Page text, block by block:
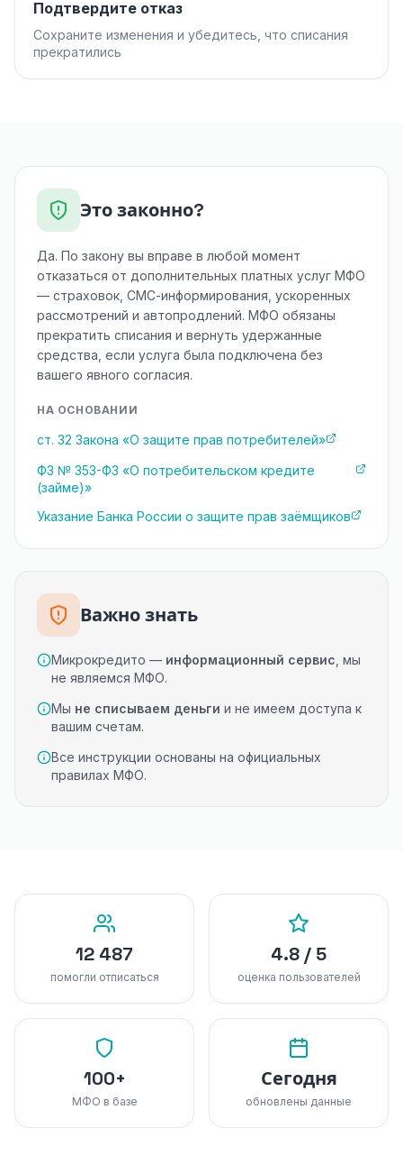
Подтвердите отказ
Сохраните изменения и убедитесь, что списания
прекратились
Это законно?
Да. По закону вы вправе в любой момент
отказаться от дополнительных платных услуг МФО
— страховок, СМС-информирования, ускоренных
рассмотрений и автопродлений. МФО обязаны
прекратить списания и вернуть удержанные
средства, если услуга была подключена без
вашего явного согласия.
НА ОСНОВАНИИ
ст. 32 Закона «О защите прав потребителей»
ФЗ № 353-ФЗ «О потребительском кредите
(займе)»
Указание Банка России о защите прав заёмщиков
Важно знать
Микрокредито — информационный сервис , мы
не являемся МФО.
Мы не списываем деньги и не имеем доступа к
вашим счетам.
Все инструкции основаны на официальных
правилах МФО.
12 487
помогли отписаться
4.8 / 5
оценка пользователей
100+
МФО в базе
Сегодня
обновлены данные